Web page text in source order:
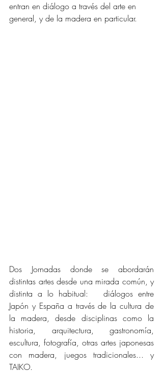
entran en diálogo a través del arte en
general, y de la madera en particular.
Dos Jornadas donde se abordarán
distintas artes desde una mirada común, y
distinta a lo habitual:   diálogos entre
Japón y España a través de la cultura de
la madera, desde disciplinas como la
historia, arquitectura, gastronomía,
escultura, fotografía, otras artes japonesas
con madera, juegos tradicionales... y
TAIKO.